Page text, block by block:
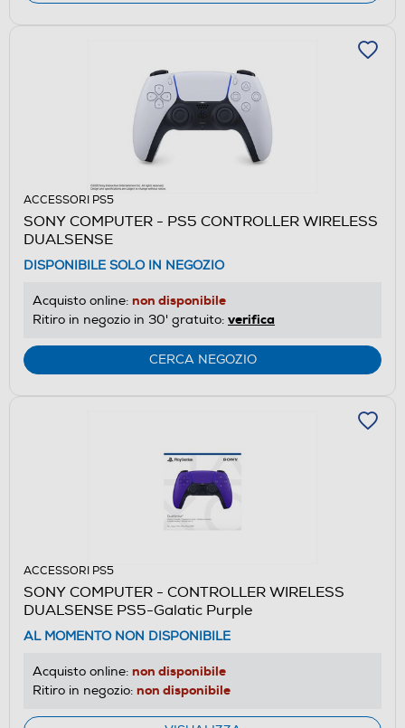
ACCESSORI PS5
SONY COMPUTER - PS5 CONTROLLER WIRELESS
DUALSENSE
DISPONIBILE SOLO IN NEGOZIO
Acquisto online: non disponibile
Ritiro in negozio in 30' gratuito: verifica
CERCA NEGOZIO
ACCESSORI PS5
SONY COMPUTER - CONTROLLER WIRELESS
DUALSENSE PS5-Galatic Purple
AL MOMENTO NON DISPONIBILE
Acquisto online: non disponibile
Ritiro in negozio: non disponibile